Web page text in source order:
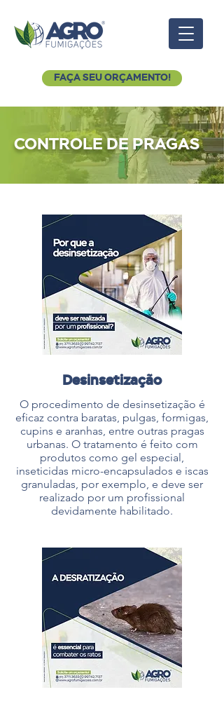
FAÇA SEU ORÇAMENTO!
CONTROLE DE PRAGAS
Desinsetização
O procedimento de desinsetização é
eficaz contra baratas, pulgas, formigas,
cupins e aranhas, entre outras pragas
urbanas. O tratamento é feito com
produtos como gel especial,
inseticidas micro-encapsulados e iscas
granuladas, por exemplo, e deve ser
realizado por um profissional
devidamente habilitado.